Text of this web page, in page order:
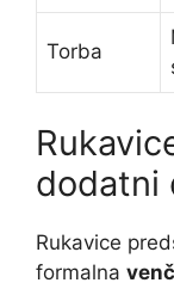
Torba
dodatni
Rukavice
formalna